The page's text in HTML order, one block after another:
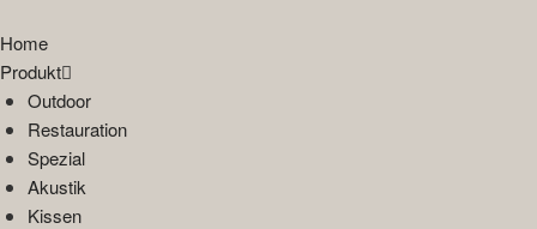
Home
Produkt
Outdoor
Restauration
Spezial
Akustik
Kissen